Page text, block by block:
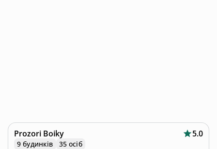
Prozori Boiky 5.0
9 будинків
35 осіб